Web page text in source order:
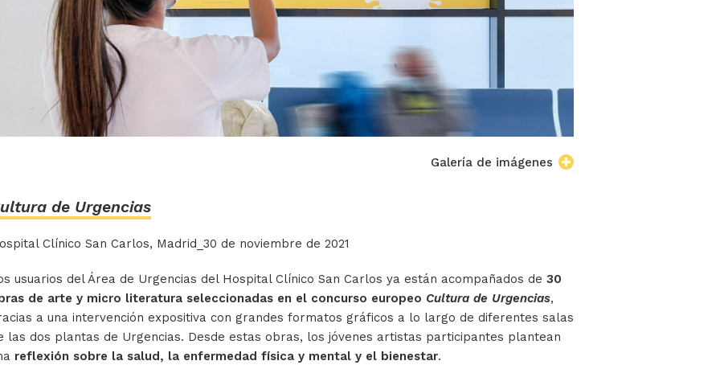
Galería de imágenes
de Urgencias
Clínico San Carlos, Madrid_30 de noviembre de 2021
usuarios del Área de Urgencias del Hospital Clínico San Carlos ya están acompañados de 30
de arte y micro literatura seleccionadas en el concurso europeo Cultura de Urgencias,
a una intervención expositiva con grandes formatos gráficos a lo largo de diferentes salas
las dos plantas de Urgencias. Desde estas obras, los jóvenes artistas participantes plantean
reflexión sobre la salud, la enfermedad física y mental y el bienestar.